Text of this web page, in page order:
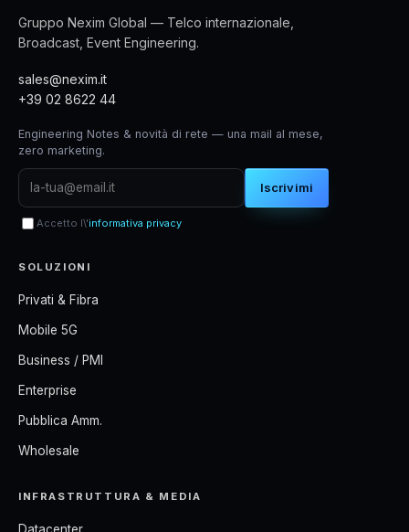
Gruppo Nexim Global — Telco internazionale,
Broadcast, Event Engineering.
sales@nexim.it
+39 02 8622 44
Engineering Notes & novità di rete — una mail al mese,
zero marketing.
Iscrivimi
Accetto l\'informativa privacy
SOLUZIONI
Privati & Fibra
Mobile 5G
Business / PMI
Enterprise
Pubblica Amm.
Wholesale
INFRASTRUTTURA & MEDIA